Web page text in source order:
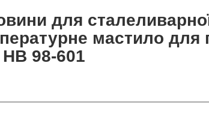
для
мастило для
98-601